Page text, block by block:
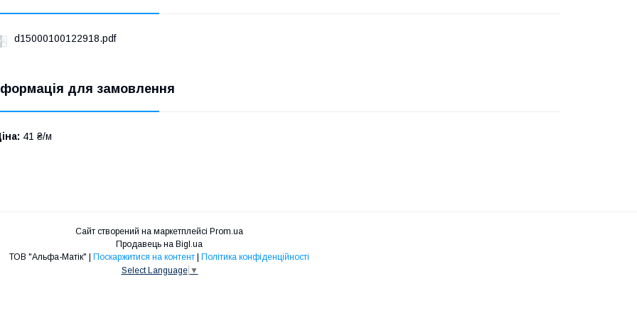
d15000100122918.pdf
для замовлення
41 ₴/м
Сайт створений на маркетплейсі Prom.ua
Продавець на Bigl.ua
ТОВ "Альфа-Матік" | Поскаржитися на контент | Політика конфіденційності
Select Language ▼